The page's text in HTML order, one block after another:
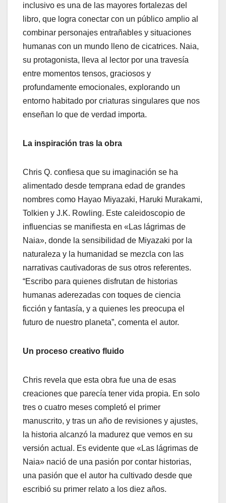
inclusivo es una de las mayores fortalezas del
libro, que logra conectar con un público amplio al
combinar personajes entrañables y situaciones
humanas con un mundo lleno de cicatrices. Naia,
su protagonista, lleva al lector por una travesía
entre momentos tensos, graciosos y
profundamente emocionales, explorando un
entorno habitado por criaturas singulares que nos
enseñan lo que de verdad importa.
La inspiración tras la obra
Chris Q. confiesa que su imaginación se ha
alimentado desde temprana edad de grandes
nombres como Hayao Miyazaki, Haruki Murakami,
Tolkien y J.K. Rowling. Este caleidoscopio de
influencias se manifiesta en «Las lágrimas de
Naia», donde la sensibilidad de Miyazaki por la
naturaleza y la humanidad se mezcla con las
narrativas cautivadoras de sus otros referentes.
“Escribo para quienes disfrutan de historias
humanas aderezadas con toques de ciencia
ficción y fantasía, y a quienes les preocupa el
futuro de nuestro planeta”, comenta el autor.
Un proceso creativo fluido
Chris revela que esta obra fue una de esas
creaciones que parecía tener vida propia. En solo
tres o cuatro meses completó el primer
manuscrito, y tras un año de revisiones y ajustes,
la historia alcanzó la madurez que vemos en su
versión actual. Es evidente que «Las lágrimas de
Naia» nació de una pasión por contar historias,
una pasión que el autor ha cultivado desde que
escribió su primer relato a los diez años.